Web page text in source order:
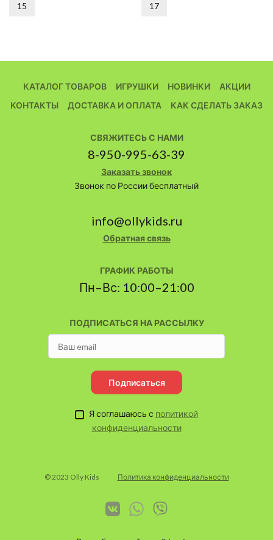
15 17
КАТАЛОГ ТОВАРОВ ИГРУШКИ НОВИНКИ
АКЦИИ
КОНТАКТЫ
ДОСТАВКА И ОПЛАТА КАК СДЕЛАТЬ ЗАКАЗ
ПОДПИСАТЬСЯ НА РАССЫЛКУ
Подписаться
Я соглашаюсь с политикой
конфиденциальности
СВЯЖИТЕСЬ С НАМИ
8-950-995-63-39
Заказать звонок
Звонок по России бесплатный
info@ollykids.ru
Обратная связь
ГРАФИК РАБОТЫ
Пн–Вс: 10:00–21:00
© 2023 Olly Kids Политика конфиденциальности